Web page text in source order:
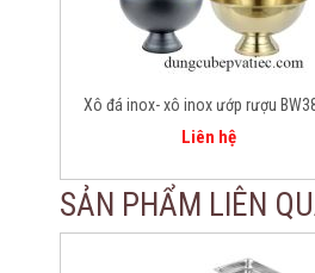
Xô đá inox- xô inox ướp rượu
Liên hệ
SẢN PHẨM LIÊN